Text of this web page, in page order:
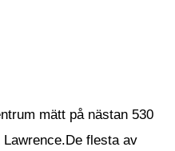
mätt på nästan 530
flesta av